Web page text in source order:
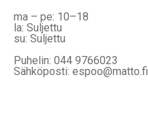
ma – pe: 10–18
la: Suljettu
su: Suljettu
Puhelin: 044 9766023
Sähköposti: espoo@matto.fi